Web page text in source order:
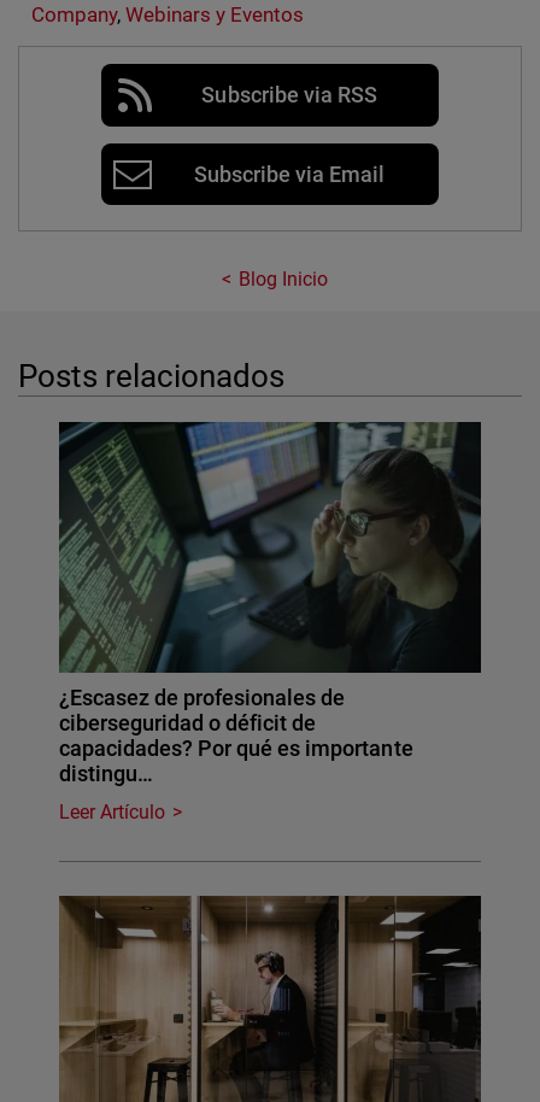
Company, Webinars y Eventos
Subscribe via RSS
Subscribe via Email
Blog Inicio
Posts relacionados
¿Escasez de profesionales de
ciberseguridad o déficit de
capacidades? Por qué es importante
distingu…
Leer Artículo